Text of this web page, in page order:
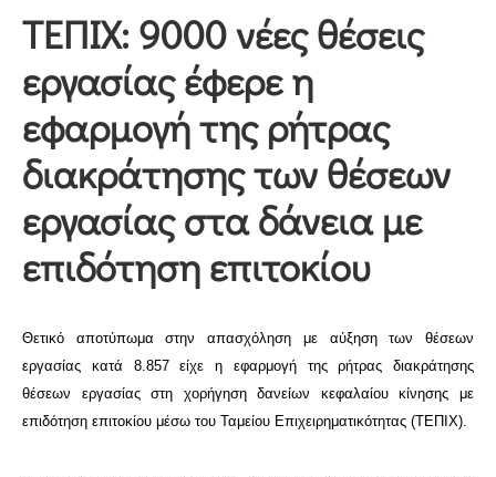
Προγράμματα
Εκδηλώσεις
Επικοινωνία
ΤΕΠΙΧ: 9000 νέες θέσεις
εργασίας έφερε η
εφαρμογή της ρήτρας
διακράτησης των θέσεων
εργασίας στα δάνεια με
επιδότηση επιτοκίου
Θετικό αποτύπωμα στην απασχόληση με αύξηση των θέσεων
εργασίας κατά 8.857 είχε η εφαρμογή της ρήτρας διακράτησης
θέσεων εργασίας στη χορήγηση δανείων κεφαλαίου κίνησης με
επιδότηση επιτοκίου μέσω του Ταμείου Επιχειρηματικότητας (ΤΕΠΙΧ).